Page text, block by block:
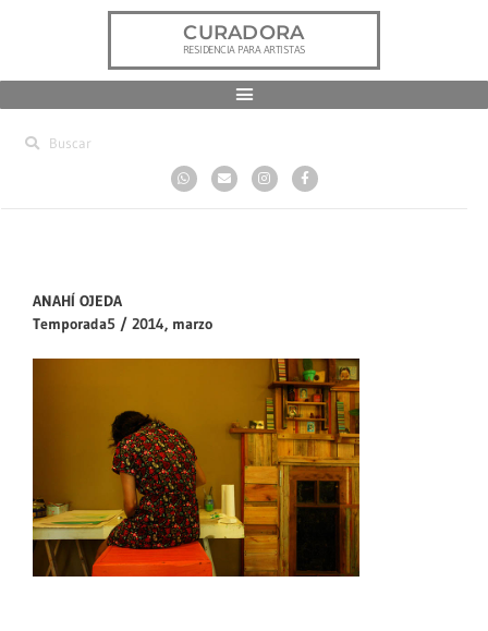
CURADORA
RESIDENCIA PARA ARTISTAS
ANAHÍ OJEDA
Temporada5 / 2014, marzo